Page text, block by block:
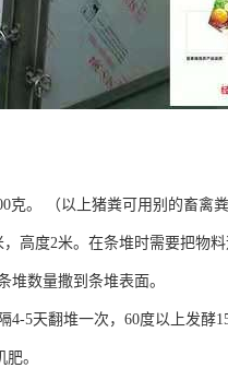
克。 （以上猪粪可用别的畜禽粪
高度2米。在条堆时需要把物料
堆数量撒到条堆表面。
5天翻堆一次，60度以上发酵
。